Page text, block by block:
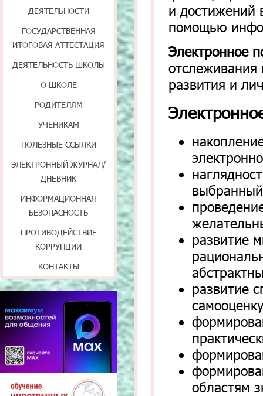
ДЕЯТЕЛЬНОСТИ
ГОСУДАРСТВЕННАЯ
ИТОГОВАЯ АТТЕСТАЦИЯ
ДЕЯТЕЛЬНОСТЬ ШКОЛЫ
О ШКОЛЕ
РОДИТЕЛЯМ
УЧЕНИКАМ
ПОЛЕЗНЫЕ ССЫЛКИ
ЭЛЕКТРОННЫЙ ЖУРНАЛ/
ДНЕВНИК
ИНФОРМАЦИОННАЯ
БЕЗОПАСНОСТЬ
ПРОТИВОДЕЙСТВИЕ
КОРРУПЦИИ
КОНТАКТЫ
и достижений
помощью
Электронное
отслеживания
развития и
развитие
развитие
областям